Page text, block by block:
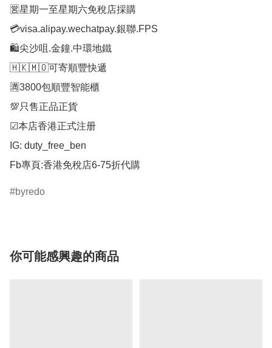
🈺星期一至星期六免稅店採購
💳visa.alipay.wechatpay.銀聯.FPS
🛍️尖沙咀.金鐘.中環地鐵
🇭🇰🇲🇴可寄順豐快遞
🈵3800包順豐智能櫃
💯只售正品正貨
☑︎本店香港正式注册
IG: duty_free_ben
byredo
你可能感興趣的商品